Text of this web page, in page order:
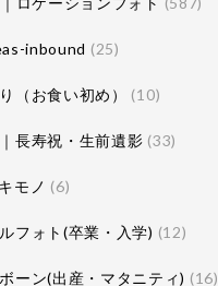
inbound (25)
（お食い初め） (10)
長寿祝・生前遺影 (33)
モノ (6)
フォト(卒業・入学) (12)
ーン(出産・マタニティ) (16)